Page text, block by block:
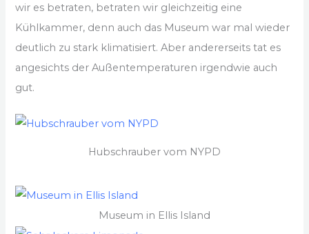
wir es betraten, betraten wir gleichzeitig eine
Kühlkammer, denn auch das Museum war mal wieder
deutlich zu stark klimatisiert. Aber andererseits tat es
angesichts der Außentemperaturen irgendwie auch
gut.
Hubschrauber vom NYPD
Museum in Ellis Island